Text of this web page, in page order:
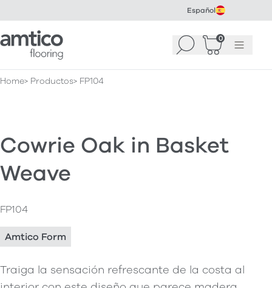
Español
Amtico Flooring Buscar 0
Cesta (0)
Menú
Home Productos FP104
Cowrie Oak in Basket
Weave
FP104
Amtico Form
Traiga la sensación refrescante de la costa al